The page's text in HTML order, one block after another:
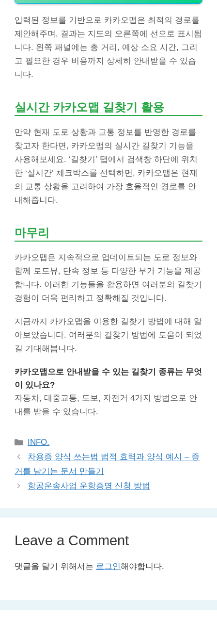
입력된 정보를 기반으로 카카오맵은 최적의 경로를
제안해주며, 결과는 지도의 오른쪽에 선으로 표시됩
니다. 왼쪽 패널에는 총 거리, 예상 소요 시간, 그리
고 필요한 경우 비용까지 상세히 안내받을 수 있습
니다.
실시간 카카오맵 길찾기 활용
만약 현재 도로 상황과 교통 정보를 반영한 경로를
찾고자 한다면, 카카오맵의 실시간 길찾기 기능을
사용해보세요. ‘길찾기’ 탭에서 검색창 하단에 위치
한 ‘실시간’ 체크박스를 선택하면, 카카오맵은 현재
의 교통 상황을 고려하여 가장 효율적인 경로를 안
내해줍니다.
마무리
카카오맵은 지속적으로 업데이트되는 도로 정보와
함께 로드뷰, 단속 정보 등 다양한 부가 기능을 제공
합니다. 이러한 기능들을 활용하면 여러분의 길찾기
경험이 더욱 편리하고 정확해질 것입니다.
지금까지 카카오맵을 이용한 길찾기 방법에 대해 알
아보았습니다. 여러분의 길찾기 방법에 도움이 되었
길 기대해봅니다.
카카오맵으로 안내받을 수 있는 길찾기 종류는 무엇
이 있나요?
자동차, 대중교통, 도보, 자전거 4가지 방법으로 안
내를 받을 수 있습니다.
Categories
INFO.
차용증 양식 쓰는법 법적 효력과 양식 예시 – 증
거를 남기는 문서 만들기
항공운송사업 운항증명 신청 방법
Leave a Comment
댓글을 달기 위해서는 로그인해야합니다.